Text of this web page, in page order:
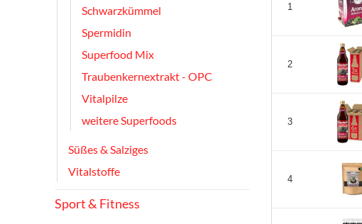
Schwarzkümmel
Spermidin
Superfood Mix
Traubenkernextrakt - OPC
Vitalpilze
weitere Superfoods
Süßes & Salziges
Vitalstoffe
Sport & Fitness
1
2
3
4